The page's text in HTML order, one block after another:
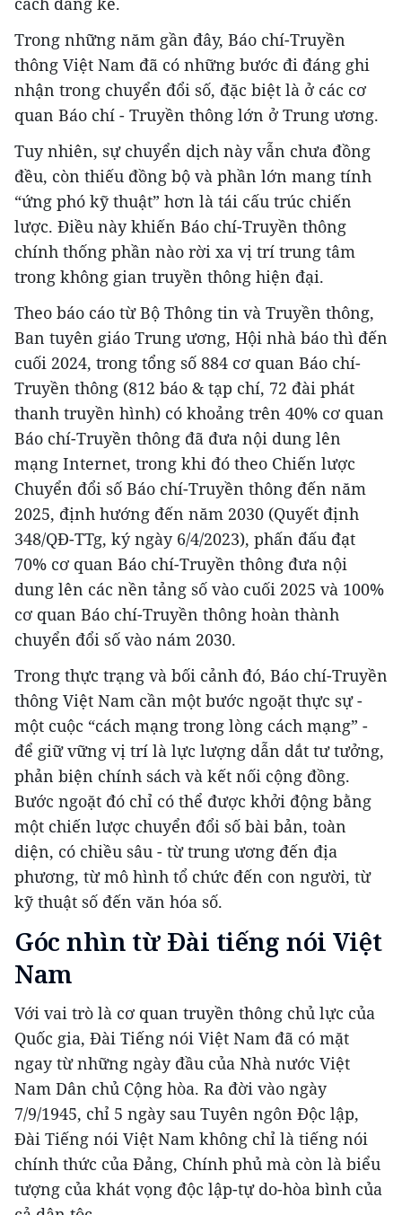
Trong những năm gần đây, Báo chí-Truyền
thông Việt Nam đã có những bước đi đáng ghi
nhận trong chuyển đổi số, đặc biệt là ở các cơ
quan Báo chí - Truyền thông lớn ở Trung ương.
Tuy nhiên, sự chuyển dịch này vẫn chưa đồng
đều, còn thiếu đồng bộ và phần lớn mang tính
“ứng phó kỹ thuật” hơn là tái cấu trúc chiến
lược. Điều này khiến Báo chí-Truyền thông
chính thống phần nào rời xa vị trí trung tâm
trong không gian truyền thông hiện đại.
Theo báo cáo từ Bộ Thông tin và Truyền thông,
Ban tuyên giáo Trung ương, Hội nhà báo thì đến
cuối 2024, trong tổng số 884 cơ quan Báo chí-
Truyền thông (812 báo & tạp chí, 72 đài phát
thanh truyền hình) có khoảng trên 40% cơ quan
Báo chí-Truyền thông đã đưa nội dung lên
mạng Internet, trong khi đó theo Chiến lược
Chuyển đổi số Báo chí-Truyền thông đến năm
2025, định hướng đến năm 2030 (Quyết định
348/QĐ-TTg, ký ngày 6/4/2023), phấn đấu đạt
70% cơ quan Báo chí-Truyền thông đưa nội
dung lên các nền tảng số vào cuối 2025 và 100%
cơ quan Báo chí-Truyền thông hoàn thành
chuyển đổi số vào nám 2030.
Trong thực trạng và bối cảnh đó, Báo chí-Truyền
thông Việt Nam cần một bước ngoặt thực sự -
một cuộc “cách mạng trong lòng cách mạng” -
để giữ vững vị trí là lực lượng dẫn dắt tư tưởng,
phản biện chính sách và kết nối cộng đồng.
Bước ngoặt đó chỉ có thể được khởi động bằng
một chiến lược chuyển đổi số bài bản, toàn
diện, có chiều sâu - từ trung ương đến địa
phương, từ mô hình tổ chức đến con người, từ
kỹ thuật số đến văn hóa số.
Góc nhìn từ Đài tiếng nói Việt
Nam
Với vai trò là cơ quan truyền thông chủ lực của
Quốc gia, Đài Tiếng nói Việt Nam đã có mặt
ngay từ những ngày đầu của Nhà nước Việt
Nam Dân chủ Cộng hòa. Ra đời vào ngày
7/9/1945, chỉ 5 ngày sau Tuyên ngôn Độc lập,
Đài Tiếng nói Việt Nam không chỉ là tiếng nói
chính thức của Đảng, Chính phủ mà còn là biểu
tượng của khát vọng độc lập-tự do-hòa bình của